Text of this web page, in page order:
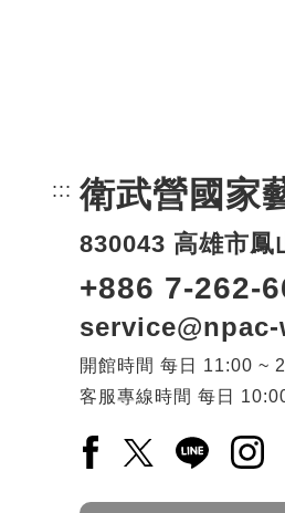
::: 頁尾網站資訊。
衛武營國家
830043 高雄市鳳
+886 7-262-
開館時間 每日
11:00 ~
客服專線時間 每日
Facebook(另開新視
X(另開新視窗)
LINE(另開